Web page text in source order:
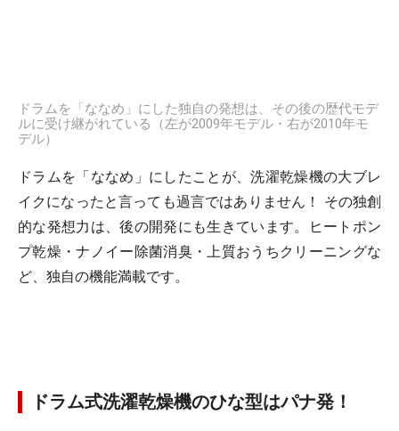
ドラムを「ななめ」にした独自の発想は、その後の歴代モデ
ルに受け継がれている（左が2009年モデル・右が2010年モ
デル）
ドラムを「ななめ」にしたことが、洗濯乾燥機の大ブレ
イクになったと言っても過言ではありません！ その独創
的な発想力は、後の開発にも生きています。ヒートポン
プ乾燥・ナノイー除菌消臭・上質おうちクリーニングな
ど、独自の機能満載です。
ドラム式洗濯乾燥機のひな型はパナ発！